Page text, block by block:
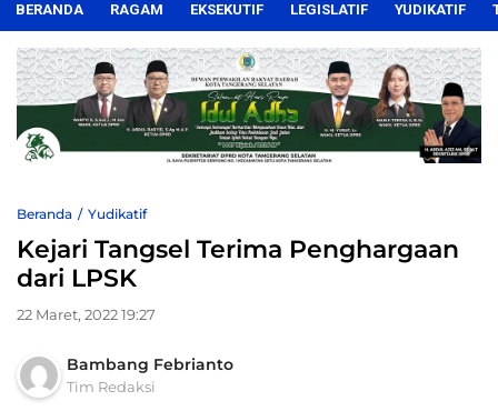
BERANDA RAGAM EKSEKUTIF LEGISLATIF YUDIKATIF
Beranda Yudikatif
Kejari Tangsel Terima Penghargaan
dari LPSK
22 Maret, 2022 19:27
Bambang Febrianto
Tim Redaksi